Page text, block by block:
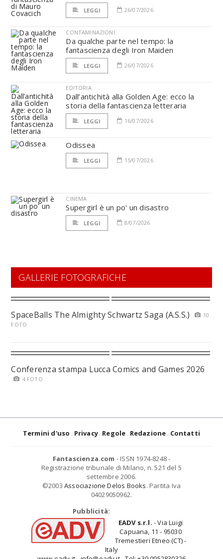
LEGGI 26/07/2026
CONTAMINAZIONI
Da qualche parte nel tempo: la
fantascienza degli Iron Maiden
LEGGI 26/07/2026
EDITORIA
Dall’antichità alla Golden Age: ecco la
storia della fantascienza letteraria
LEGGI 16/07/2026
Odissea
LEGGI 15/07/2026
CINEMA
Supergirl è un po' un disastro
LEGGI 8/07/2026
GALLERIE FOTOGRAFICHE
SpaceBalls The Almighty Schwartz Saga (A.S.S.)
10
FOTO
Conferenza stampa Lucca Comics and Games 2026
4 FOTO
Termini d'uso Privacy Regole Redazione Contatti
Fantascienza.com - ISSN 1974-8248 -
Registrazione tribunale di Milano, n. 521 del 5
settembre 2006.
©2003 Associazione Delos Books. Partita Iva
04029050962.
Pubblicità:
EADV s.r.l. - Via Luigi
Capuana, 11 - 95030
Tremestieri Etneo (CT) -
Italy